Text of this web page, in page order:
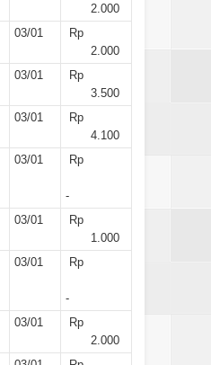
2.000
03/01
Rp
2.000
03/01
Rp
3.500
03/01
Rp
4.100
03/01 Rp
-
03/01
Rp
1.000
03/01 Rp
-
03/01
Rp
2.000